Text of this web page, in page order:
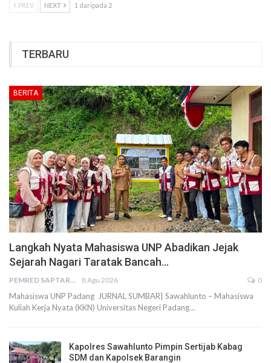
PREV NEXT 1 daripada 2
TERBARU
BERITA
Langkah Nyata Mahasiswa UNP Abadikan Jejak
Sejarah Nagari Taratak Bancah…
PEMRED SAPTARIUS 8 Agu 2026 0
Mahasiswa UNP Padang JURNAL SUMBAR| Sawahlunto – Mahasiswa
Kuliah Kerja Nyata (KKN) Universitas Negeri Padang…
Kapolres Sawahlunto Pimpin Sertijab Kabag
SDM dan Kapolsek Barangin